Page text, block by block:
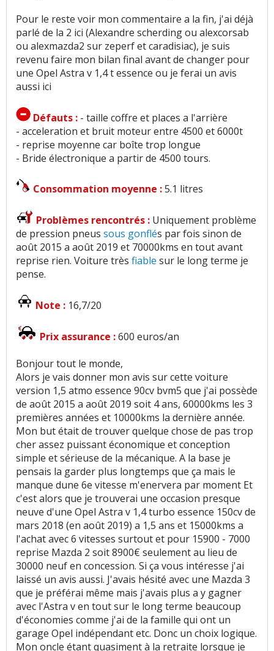
Pour le reste voir mon commentaire a la fin, j'ai déjà
parlé de la 2 ici (Alexandre scherding ou alexcorsab
ou alexmazda2 sur zeperf et caradisiac), je suis
revenu faire mon bilan final avant de changer pour
une Opel Astra v 1,4 t essence ou je ferai un avis
aussi ici
Défauts : - taille coffre et places a l'arrière
- acceleration et bruit moteur entre 4500 et 6000t
- reprise moyenne car boîte trop longue
- Bride électronique a partir de 4500 tours.
Consommation moyenne :5.1 litres
Problèmes rencontrés : Uniquement problème
de pression pneus sous gonflés par fois sinon de
août 2015 a août 2019 et 70000kms en tout avant
reprise rien. Voiture très fiable sur le long terme je
pense.
Note : 16,7/20
Prix assurance :600 euros/an
Bonjour tout le monde,
Alors je vais donner mon avis sur cette voiture
version 1,5 atmo essence 90cv bvm5 que j'ai possède
de août 2015 a août 2019 soit 4 ans, 60000kms les 3
premières années et 10000kms la dernière année.
Mon but était de trouver quelque chose de pas trop
cher assez puissant économique et conception
simple et sérieuse de la mécanique. A la base je
pensais la garder plus longtemps que ça mais le
manque dune 6e vitesse m'enervera par moment Et
c'est alors que je trouverai une occasion presque
neuve d'une Opel Astra v 1,4 turbo essence 150cv de
mars 2018 (en août 2019) a 1,5 ans et 15000kms a
l'achat avec 6 vitesses surtout et pour 15900 - 7000
reprise Mazda 2 soit 8900€ seulement au lieu de
30000 neuf en concession. Si ça vous intéresse j'ai
laissé un avis aussi. J'avais hésité avec une Mazda 3
que je préférai même mais j'avais plus a y gagner
avec l'Astra v en tout sur le long terme beaucoup
d'économies comme j'ai de la famille qui ont un
garage Opel indépendant etc. Donc un choix logique.
Mon oncle étant quasiment à la retraite lorsque je